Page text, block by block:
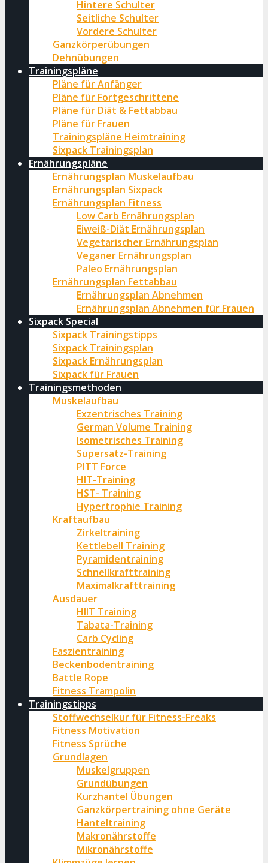
Hintere Schulter
Seitliche Schulter
Vordere Schulter
Ganzkörperübungen
Dehnübungen
Trainingspläne
Pläne für Anfänger
Pläne für Fortgeschrittene
Pläne für Diät & Fettabbau
Pläne für Frauen
Trainingspläne Heimtraining
Sixpack Trainingsplan
Ernährungspläne
Ernährungsplan Muskelaufbau
Ernährungsplan Sixpack
Ernährungsplan Fitness
Low Carb Ernährungsplan
Eiweiß-Diät Ernährungsplan
Vegetarischer Ernährungsplan
Veganer Ernährungsplan
Paleo Ernährungsplan
Ernährungsplan Fettabbau
Ernährungsplan Abnehmen
Ernährungsplan Abnehmen für Frauen
Sixpack Special
Sixpack Trainingstipps
Sixpack Trainingsplan
Sixpack Ernährungsplan
Sixpack für Frauen
Trainingsmethoden
Muskelaufbau
Exzentrisches Training
German Volume Training
Isometrisches Training
Supersatz-Training
PITT Force
HIT-Training
HST- Training
Hypertrophie Training
Kraftaufbau
Zirkeltraining
Kettlebell Training
Pyramidentraining
Schnellkrafttraining
Maximalkrafttraining
Ausdauer
HIIT Training
Tabata-Training
Carb Cycling
Faszientraining
Beckenbodentraining
Battle Rope
Fitness Trampolin
Trainingstipps
Stoffwechselkur für Fitness-Freaks
Fitness Motivation
Fitness Sprüche
Grundlagen
Muskelgruppen
Grundübungen
Kurzhantel Übungen
Ganzkörpertraining ohne Geräte
Hanteltraining
Makronährstoffe
Mikronährstoffe